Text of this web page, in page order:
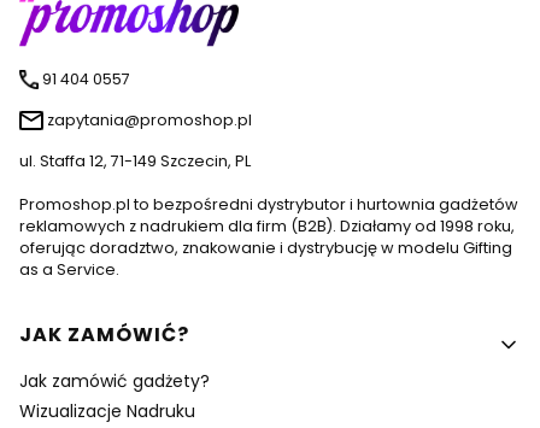
91 404 0557
zapytania@promoshop.pl
ul. Staffa 12, 71-149 Szczecin, PL
Promoshop.pl to bezpośredni dystrybutor i hurtownia gadżetów
reklamowych z nadrukiem dla firm (B2B). Działamy od 1998 roku,
oferując doradztwo, znakowanie i dystrybucję w modelu Gifting
as a Service.
Linki w stopce
JAK ZAMÓWIĆ?
Jak zamówić gadżety?
Wizualizacje Nadruku